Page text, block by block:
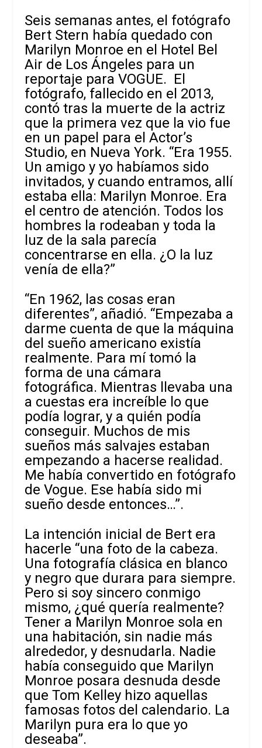
Seis semanas antes, el fotógrafo
Bert Stern había quedado con
Marilyn Monroe en el Hotel Bel
Air de Los Ángeles para un
reportaje para VOGUE. El
fotógrafo, fallecido en el 2013,
contó tras la muerte de la actriz
que la primera vez que la vio fue
en un papel para el Actor’s
Studio, en Nueva York. “Era 1955.
Un amigo y yo habíamos sido
invitados, y cuando entramos, allí
estaba ella: Marilyn Monroe. Era
el centro de atención. Todos los
hombres la rodeaban y toda la
luz de la sala parecía
concentrarse en ella. ¿O la luz
venía de ella?”
“En 1962, las cosas eran
diferentes”, añadió. “Empezaba a
darme cuenta de que la máquina
del sueño americano existía
realmente. Para mí tomó la
forma de una cámara
fotográfica. Mientras llevaba una
a cuestas era increíble lo que
podía lograr, y a quién podía
conseguir. Muchos de mis
sueños más salvajes estaban
empezando a hacerse realidad.
Me había convertido en fotógrafo
de Vogue. Ese había sido mi
sueño desde entonces…”.
La intención inicial de Bert era
hacerle “una foto de la cabeza.
Una fotografía clásica en blanco
y negro que durara para siempre.
Pero si soy sincero conmigo
mismo, ¿qué quería realmente?
Tener a Marilyn Monroe sola en
una habitación, sin nadie más
alrededor, y desnudarla. Nadie
había conseguido que Marilyn
Monroe posara desnuda desde
que Tom Kelley hizo aquellas
famosas fotos del calendario. La
Marilyn pura era lo que yo
deseaba”.